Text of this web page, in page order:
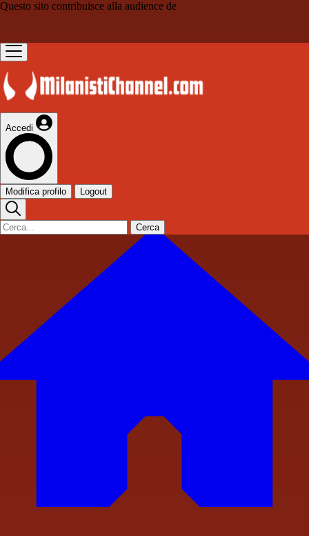
Questo sito contribuisce alla audience de
Accedi
Modifica profilo Logout
Cerca